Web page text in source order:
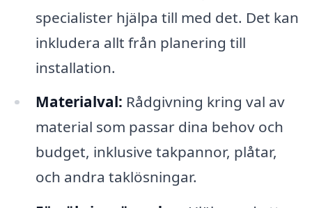
specialister hjälpa till med det. Det kan
inkludera allt från planering till
installation.
Materialval: Rådgivning kring val av
material som passar dina behov och
budget, inklusive takpannor, plåtar,
och andra taklösningar.